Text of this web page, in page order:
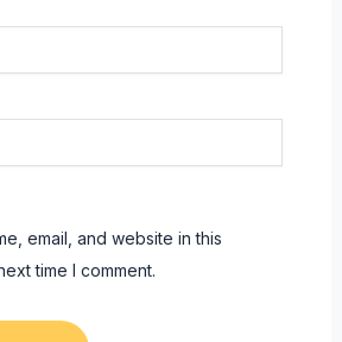
email, and website in this
time I comment.